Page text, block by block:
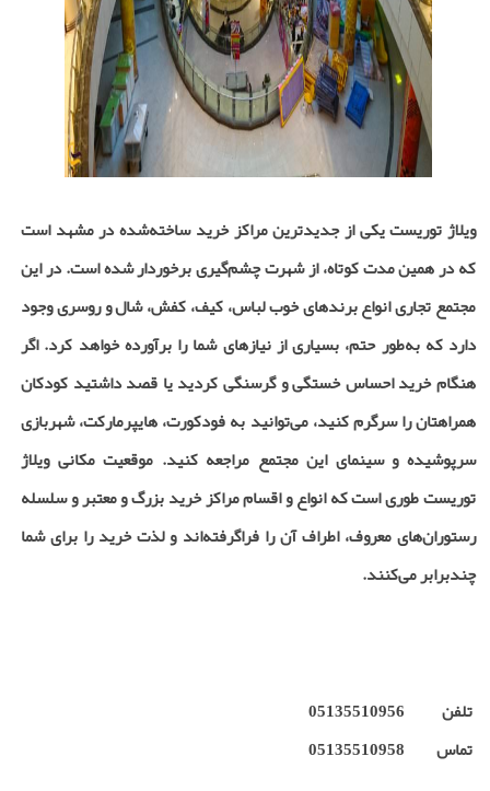
ویلاژ توریست یکی از جدیدترین مراکز خرید ساخته‌شده در مشهد است
که در همین مدت کوتاه، از شهرت چشم‌گیری برخوردار شده است. در این
مجتمع تجاری انواع برندهای خوب لباس، کیف، کفش، شال و روسری وجود
دارد که به‌طور حتم، بسیاری از نیازهای شما را برآورده خواهد کرد. اگر
هنگام خرید احساس خستگی و گرسنگی کردید یا قصد داشتید کودکان
همراهتان را سرگرم کنید، می‌توانید به فودکورت، هایپرمارکت، شهربازی
سرپوشیده و سینمای این مجتمع مراجعه کنید. موقعیت مکانی ویلاژ
توریست طوری است که انواع و اقسام مراکز خرید بزرگ و معتبر و سلسله
رستورا‌ن‌های معروف، اطراف آن را فراگرفته‌اند و لذت خرید را برای شما
چندبرابر می‌کنند.
تلفن
تماس
05135510956
05135510958